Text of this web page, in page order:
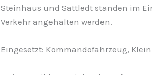
Steinhaus und Sattledt standen im
Verkehr angehalten werden.
Eingesetzt: Kommandofahrzeug,